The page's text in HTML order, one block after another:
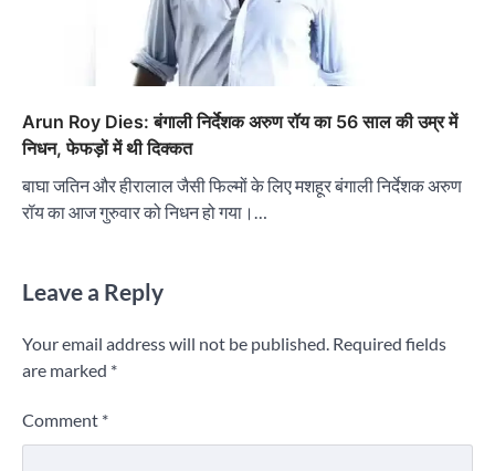
Arun Roy Dies: बंगाली निर्देशक अरुण रॉय का 56 साल की उम्र में
निधन, फेफड़ों में थी दिक्कत
बाघा जतिन और हीरालाल जैसी फिल्मों के लिए मशहूर बंगाली निर्देशक अरुण
रॉय का आज गुरुवार को निधन हो गया।…
Leave a Reply
Your email address will not be published. Required fields
are marked *
Comment *